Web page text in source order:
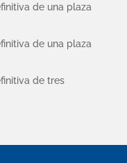
de una plaza
de una plaza
de tres